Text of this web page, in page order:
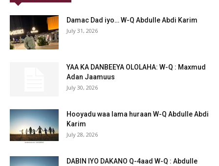
Damac Dad iyo… W-Q Abdulle Abdi Karim
July 31, 2026
YAA KA DANBEEYA OLOLAHA: W-Q : Maxmud
Adan Jaamuus
July 30, 2026
Hooyadu waa lama huraan W-Q Abdulle Abdi
Karim
July 28, 2026
DABIN IYO DAKANO Q-4aad W-Q : Abdulle